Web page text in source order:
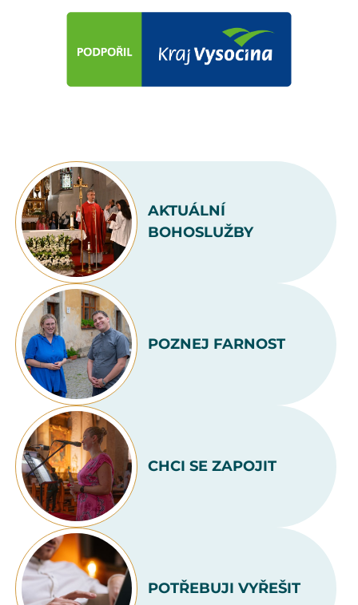
AKTUÁLNÍ
BOHOSLUŽBY
POZNEJ FARNOST
CHCI SE ZAPOJIT
POTŘEBUJI VYŘEŠIT